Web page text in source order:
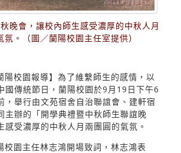
晚會，讓校內師生感受濃厚的中秋人月
氛。（圖／蘭陽校園主任室提供）
陽校園報導】為了維繫師生的感情，以
國傳統節日，蘭陽校園於9月19日下午6
，舉行由文苑宿舍自治聯誼會、建軒宿
主辦的「開學典禮暨中秋師生聯誼晚
感受濃厚的中秋人月兩團圓的氣氛。
校園主任林志鴻開場致詞，林志鴻表